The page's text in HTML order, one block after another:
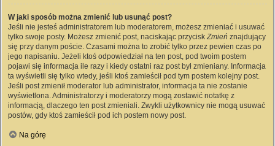
W jaki sposób można zmienić lub usunąć post?
Jeśli nie jesteś administratorem lub moderatorem, możesz zmieniać i usuwać
tylko swoje posty. Możesz zmienić post, naciskając przyciskZmień znajdujący
się przy danym poście. Czasami można to zrobić tylko przez pewien czas po
jego napisaniu. Jeżeli ktoś odpowiedział na ten post, pod twoim postem
pojawi się informacja ile razy i kiedy ostatni raz post był zmieniany. Informacja
ta wyświetli się tylko wtedy, jeśli ktoś zamieścił pod tym postem kolejny post.
Jeśli post zmienił moderator lub administrator, informacja ta nie zostanie
wyświetlona. Administratorzy i moderatorzy mogą zostawić notatkę z
informacją, dlaczego ten post zmieniali. Zwykli użytkownicy nie mogą usuwać
postów, gdy ktoś zamieścił pod ich postem nowy post.
Na górę